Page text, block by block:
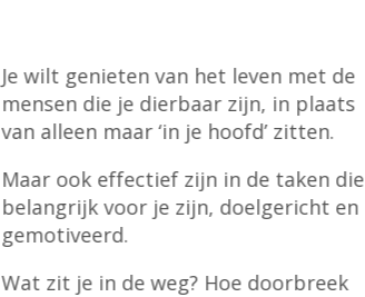
Je wilt genieten van het leven met de
mensen die je dierbaar zijn, in plaats
van alleen maar ‘in je hoofd’ zitten.
Maar ook effectief zijn in de taken die
belangrijk voor je zijn, doelgericht en
gemotiveerd.
Wat zit je in de weg? Hoe doorbreek